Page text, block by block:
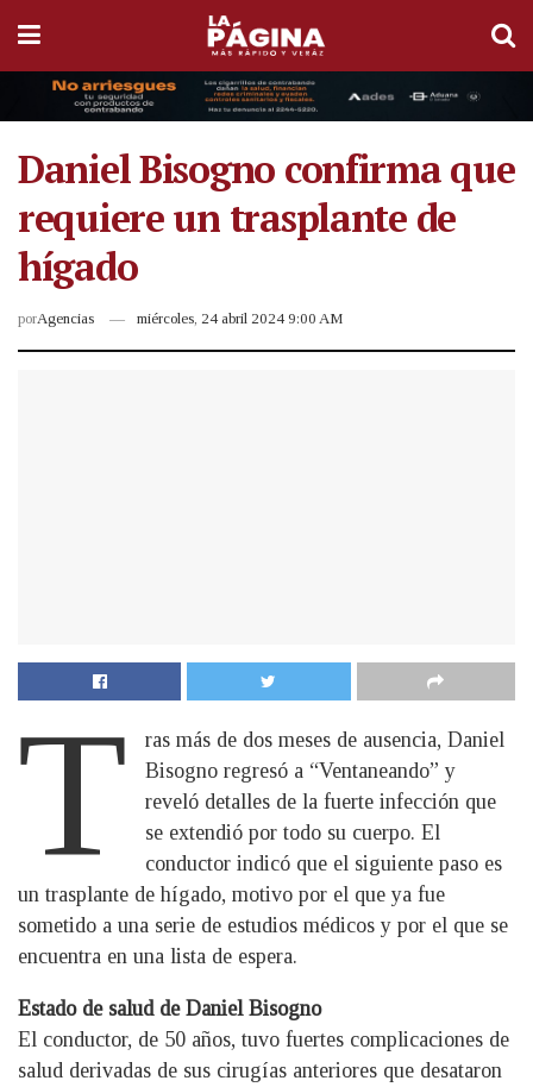
Daniel Bisogno confirma que
requiere un trasplante de
hígado
porAgencias miércoles, 24 abril 2024 9:00 AM
T
ras más de dos meses de ausencia, Daniel
Bisogno regresó a “Ventaneando” y
reveló detalles de la fuerte infección que
se extendió por todo su cuerpo. El
conductor indicó que el siguiente paso es
un trasplante de hígado, motivo por el que ya fue
sometido a una serie de estudios médicos y por el que se
encuentra en una lista de espera.
Estado de salud de Daniel Bisogno
El conductor, de 50 años, tuvo fuertes complicaciones de
salud derivadas de sus cirugías anteriores que desataron